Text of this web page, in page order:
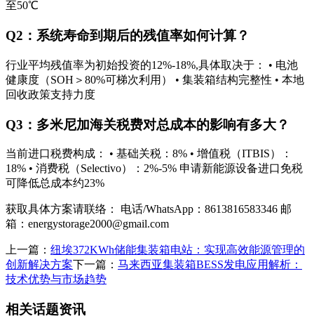
至50℃
Q2：系统寿命到期后的残值率如何计算？
行业平均残值率为初始投资的12%-18%,具体取决于： • 电池
健康度（SOH＞80%可梯次利用） • 集装箱结构完整性 • 本地
回收政策支持力度
Q3：多米尼加海关税费对总成本的影响有多大？
当前进口税费构成： • 基础关税：8% • 增值税（ITBIS）：
18% • 消费税（Selectivo）：2%-5% 申请新能源设备进口免税
可降低总成本约23%
获取具体方案请联络： 电话/WhatsApp：8613816583346 邮
箱： energystorage2000@gmail.com
上一篇： 纽埃372KWh储能集装箱电站：实现高效能源管理的
创新解决方案下一篇： 马来西亚集装箱BESS发电应用解析：
技术优势与市场趋势
相关话题资讯